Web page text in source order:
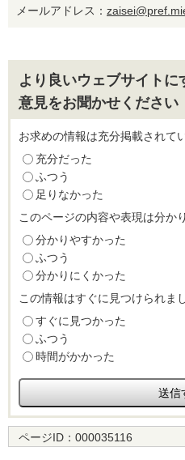
メールアドレス：
より良いウェブサイト
意見をお聞かせください
お求めの情報は充分掲載されて
充分だった
ふつう
足りなかった
このページの内容や表現は分か
分かりやすかった
ふつう
分かりにくかった
この情報はすぐに見つけられま
すぐに見つかった
ふつう
時間がかかった
ページID： 000035116